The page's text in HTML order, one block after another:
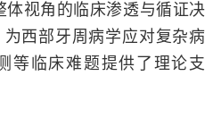
体视角的临床渗透与循证决
西部牙周病学应对复杂病
等临床难题提供了理论支